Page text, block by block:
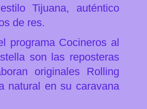
Tijuana, auténtico
de res.
programa Cocineros al
son las reposteras
originales Rolling
natural en su caravana